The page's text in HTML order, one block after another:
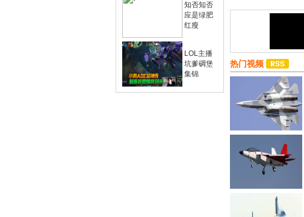
知否知否
应是绿肥
红瘦
LOL主播
坑爹碉堡
集锦
热门视频